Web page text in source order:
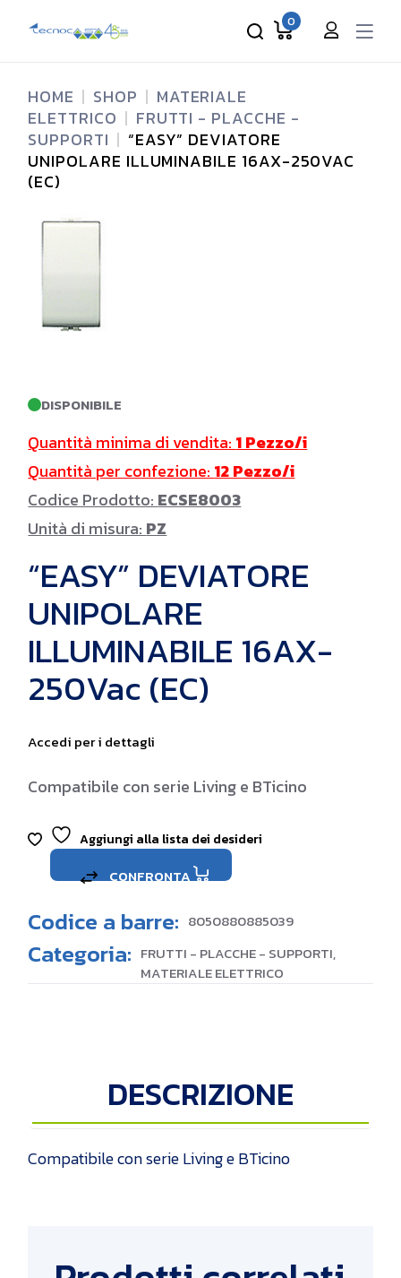
0
HOME SHOP
MATERIALE
ELETTRICO
FRUTTI - PLACCHE -
SUPPORTI
“EASY” DEVIATORE
UNIPOLARE ILLUMINABILE 16AX-250VAC
(EC)
DISPONIBILE
Quantità minima di vendita: 1 Pezzo/i
Quantità per confezione: 12 Pezzo/i
Codice Prodotto: ECSE8003
Unità di misura: PZ
“EASY” DEVIATORE
UNIPOLARE
ILLUMINABILE 16AX-
250Vac (EC)
Accedi per i dettagli
Compatibile con serie Living e BTicino
Aggiungi alla lista dei desideri
CONFRONTA
Codice a barre: 8050880885039
Categoria: FRUTTI - PLACCHE - SUPPORTI,
MATERIALE ELETTRICO
DESCRIZIONE
Compatibile con serie Living e BTicino